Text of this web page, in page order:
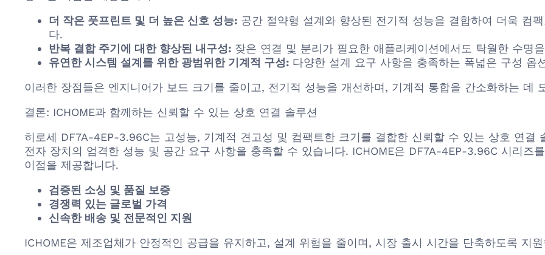
더 작은 풋프린트 및 더 높은 신호 성능: 공간 절약형 설계와 향상된 전기적 성능을 결합하여 더욱 컴
다.
반복 결합 주기에 대한 향상된 내구성: 잦은 연결 및 분리가 필요한 애플리케이션에서도 탁월한 수명
유연한 시스템 설계를 위한 광범위한 기계적 구성: 다양한 설계 요구 사항을 충족하는 폭넓은 구성 옵
이러한 장점들은 엔지니어가 보드 크기를 줄이고, 전기적 성능을 개선하며, 기계적 통합을 간소화하는 데
결론: ICHOME과 함께하는 신뢰할 수 있는 상호 연결 솔루션
히로세 DF7A-4EP-3.96C는 고성능, 기계적 견고성 및 컴팩트한 크기를 결합한 신뢰할 수 있는 상호 연결
전자 장치의 엄격한 성능 및 공간 요구 사항을 충족할 수 있습니다. ICHOME은 DF7A-4EP-3.96C 시리즈
이점을 제공합니다.
검증된 소싱 및 품질 보증
경쟁력 있는 글로벌 가격
신속한 배송 및 전문적인 지원
ICHOME은 제조업체가 안정적인 공급을 유지하고, 설계 위험을 줄이며, 시장 출시 시간을 단축하도록 지